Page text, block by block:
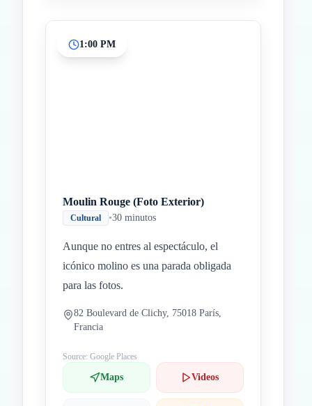
1:00 PM
Moulin Rouge (Foto Exterior)
Cultural •30 minutos
Aunque no entres al espectáculo, el
icónico molino es una parada obligada
para las fotos.
82 Boulevard de Clichy, 75018 París,
Francia
Source: Google Places
Maps Videos